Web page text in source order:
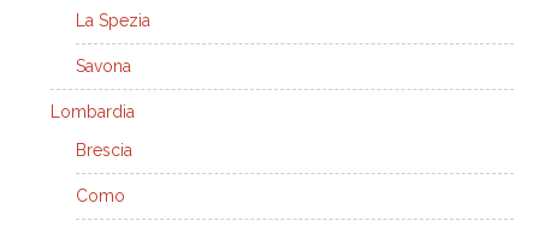
La Spezia
Savona
Lombardia
Brescia
Como